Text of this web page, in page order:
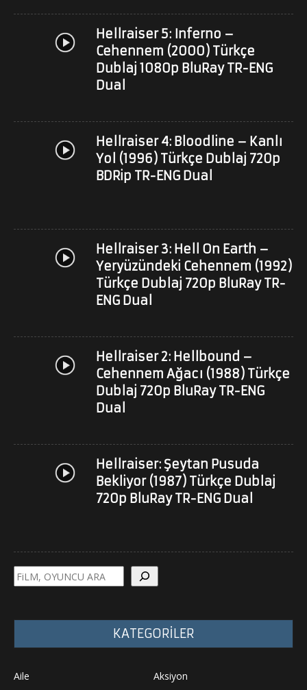
Hellraiser 5: Inferno –
Cehennem (2000) Türkçe
Dublaj 1080p BluRay TR-ENG
Dual
Hellraiser 4: Bloodline – Kanlı
Yol (1996) Türkçe Dublaj 720p
BDRip TR-ENG Dual
Hellraiser 3: Hell On Earth –
Yeryüzündeki Cehennem (1992)
Türkçe Dublaj 720p BluRay TR-
ENG Dual
Hellraiser 2: Hellbound –
Cehennem Ağacı (1988) Türkçe
Dublaj 720p BluRay TR-ENG
Dual
Hellraiser: Şeytan Pusuda
Bekliyor (1987) Türkçe Dublaj
720p BluRay TR-ENG Dual
Ara
KATEGORİLER
Aile Aksiyon